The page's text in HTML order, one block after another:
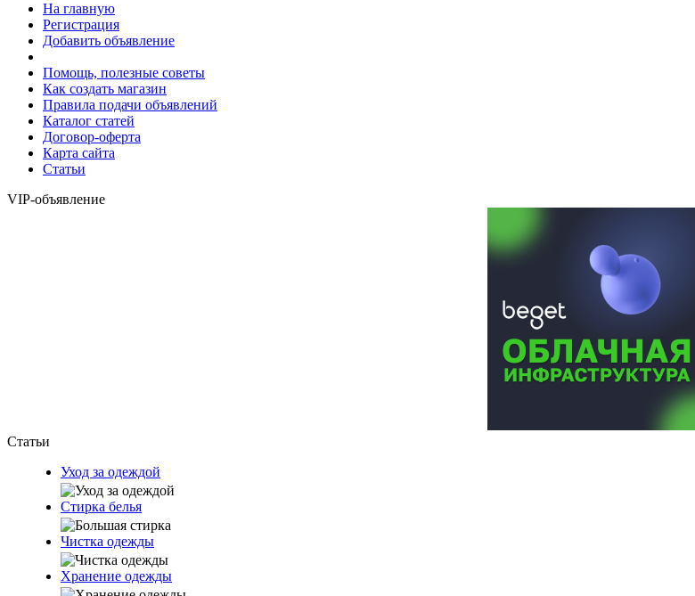
На главную
Регистрация
Добавить объявление
Помощь, полезные советы
Как создать магазин
Правила подачи объявлений
Каталог статей
Договор-оферта
Карта сайта
Статьи
VIP-объявление
Статьи
Уход за одеждой
Стирка белья
Чистка одежды
Хранение одежды